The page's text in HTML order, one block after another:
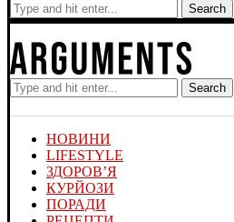
Search
Search
НОВИНИ
LIFESTYLE
ЗДОРОВ’Я
КУРЙОЗИ
ПОРАДИ